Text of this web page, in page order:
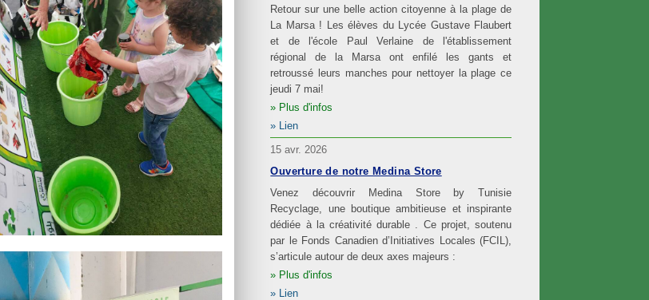
Retour sur une belle action citoyenne à la plage de
La Marsa ! Les élèves du Lycée Gustave Flaubert
et de l'école Paul Verlaine de l'établissement
régional de la Marsa ont enfilé les gants et
retroussé leurs manches pour nettoyer la plage ce
jeudi 7 mai!
Plus d'infos
Lien
15 avr. 2026
Ouverture de notre Medina Store
Venez découvrir Medina Store by Tunisie
Recyclage, une boutique ambitieuse et inspirante
dédiée à la créativité durable . Ce projet, soutenu
par le Fonds Canadien d’Initiatives Locales (FCIL),
s’articule autour de deux axes majeurs :
Plus d'infos
Lien